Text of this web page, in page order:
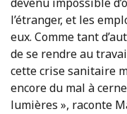
l’étranger, et les
eux. Comme tant
de se rendre au
cette crise sanitaire
encore du mal à
lumières », raconte